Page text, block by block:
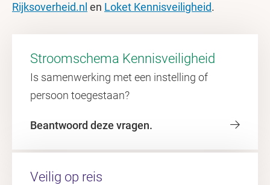
Rijksoverheid.nl en Loket Kennisveiligheid.
Stroomschema Kennisveiligheid
Is samenwerking met een instelling of
persoon toegestaan?
Beantwoord deze vragen.
Veilig op reis